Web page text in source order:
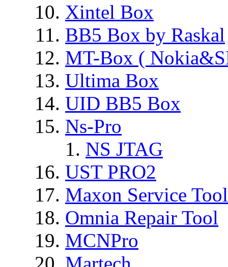
Xintel Box
BB5 Box by Raskal
MT-Box (
Ultima Box
UID BB5 Box
Ns-Pro
NS JTAG
UST PRO2
Maxon Service
Omnia Repair Tool
MCNPro